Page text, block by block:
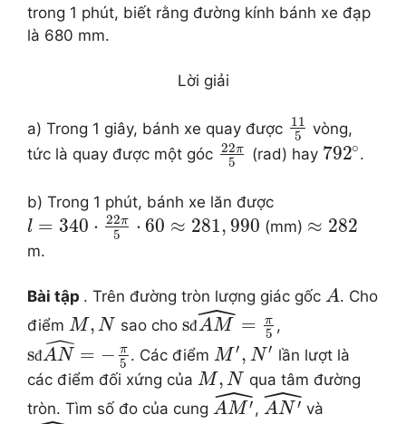
trong 1 phút, biết rằng đường kính bánh xe đạp
là 680 mm.
Lời giải
a) Trong 1 giây, bánh xe quay được 11
5
vòng,
tức là quay được một góc 22π
5 (rad) hay 792∘.
b) Trong 1 phút, bánh xe lăn được
l = 340 ⋅ 22π
5 ⋅ 60 ≈ 281, 990 (mm) ≈ 282
m.
Bài tập . Trên đường tròn lượng giác gốc A. Cho
điểm M, N sao cho sđAM
ˆ = π
5 ,
sđAN
ˆ = − π
5 . Các điểm M ′, N ′ lần lượt là
các điểm đối xứng của M, N qua tâm đường
tròn. Tìm số đo của cung AM ′
ˆ ,AN ′
ˆ và